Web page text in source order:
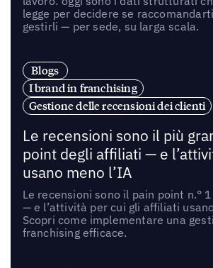
legge per decidere se
gestirli — per sede, su larga scala.
Blogs
I brand in franchising
Gestione delle recensioni dei clienti
Le recensioni sono il più
point degli affiliati — e
usano meno l’IA
Le recensioni sono il pain point n.°
— e l’attività per cui gli affiliati
Scopri come implementare una
franchising efficace.